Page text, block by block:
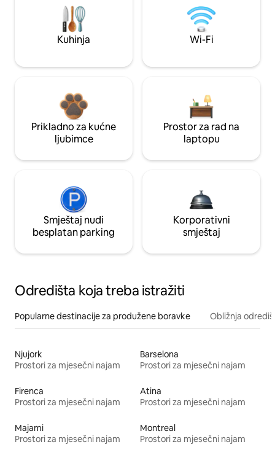
Kuhinja Wi-Fi
Prikladno za kućne
ljubimce
Prostor za rad na
laptopu
Smještaj nudi
besplatan parking
Korporativni
smještaj
Odredišta koja treba istražiti
Popularne destinacije za produžene boravke Obližnja
Njujork
Prostori za mjesečni najam
Barselona
Prostori za mjesečni najam
Firenca
Prostori za mjesečni najam
Atina
Prostori za mjesečni najam
Majami
Prostori za mjesečni najam
Montreal
Prostori za mjesečni najam